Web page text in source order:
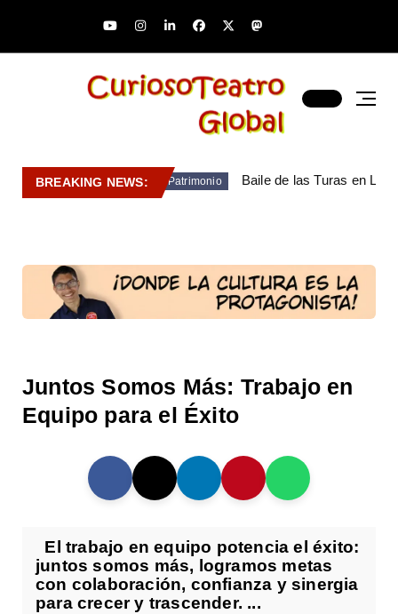
BREAKING NEWS: Patrimonio Baile de las Turas en
Juntos Somos Más: Trabajo en
Equipo para el Éxito
El trabajo en equipo potencia el éxito:
juntos somos más, logramos metas
con colaboración, confianza y sinergia
para crecer y trascender. ...